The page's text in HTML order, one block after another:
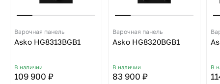
Варочная панель
Asko HG8313BGB1
В наличии
109 900 ₽
Варочная панель
Asko HG8320BGB1
В наличии
83 900 ₽
В